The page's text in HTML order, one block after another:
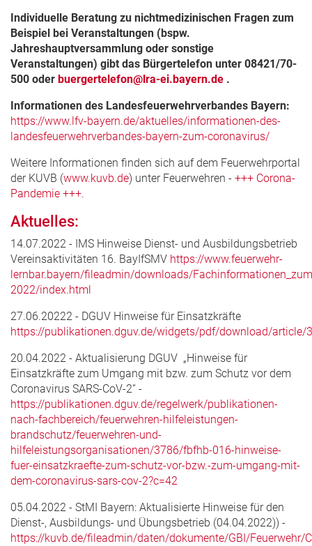
Individuelle Beratung zu nichtmedizinischen Fragen zum
Beispiel bei Veranstaltungen (bspw.
Jahreshauptversammlung oder sonstige
Veranstaltungen) gibt das Bürgertelefon unter 08421/70-
500 oder buergertelefon@lra-ei.bayern.de .
Informationen des Landesfeuerwehrverbandes Bayern:
https://www.lfv-bayern.de/aktuelles/informationen-des-
landesfeuerwehrverbandes-bayern-zum-coronavirus/
Weitere Informationen finden sich auf dem Feuerwehrportal
der KUVB (www.kuvb.de) unter Feuerwehren - +++ Corona-
Pandemie +++.
Aktuelles:
14.07.2022 - IMS Hinweise Dienst- und Ausbildungsbetrieb
Vereinsaktivitäten 16. BayIfSMV https://www.feuerwehr-
lernbar.bayern/fileadmin/downloads/
2022/index.html
27.06.20222 - DGUV Hinweise für Einsatzkräfte
https://publikationen.dguv.de/widgets/pdf/download/article/
20.04.2022 - Aktualisierung DGUV „Hinweise für
Einsatzkräfte zum Umgang mit bzw. zum Schutz vor dem
Coronavirus SARS-CoV-2“ -
https://publikationen.dguv.de/regelwerk/publikationen-
nach-fachbereich/feuerwehren-hilfeleistungen-
brandschutz/feuerwehren-und-
hilfeleistungsorganisationen/3786/fbfhb-016-hinweise-
fuer-einsatzkraefte-zum-schutz-vor-bzw.-zum-umgang-mit-
dem-coronavirus-sars-cov-2?c=42
05.04.2022 - StMI Bayern: Aktualisierte Hinweise für den
Dienst-, Ausbildungs- und Übungsbetrieb (04.04.2022)) -
https://kuvb.de/fileadmin/daten/dokumente/GBI/Feuerwehr/